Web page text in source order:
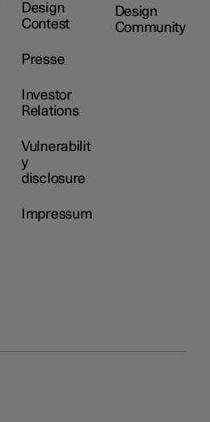
Design
Contest
Presse
Investor
Relations
Vulnerabilit
y
disclosure
Impressum
Design
Community